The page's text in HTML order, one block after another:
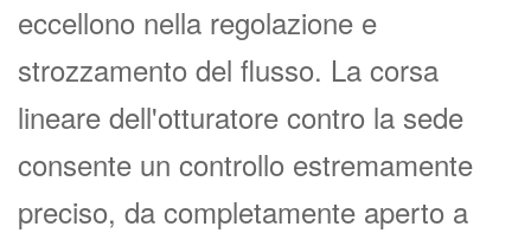
eccellono nella regolazione e
strozzamento del flusso. La corsa
lineare dell'otturatore contro la sede
consente un controllo estremamente
preciso, da completamente aperto a